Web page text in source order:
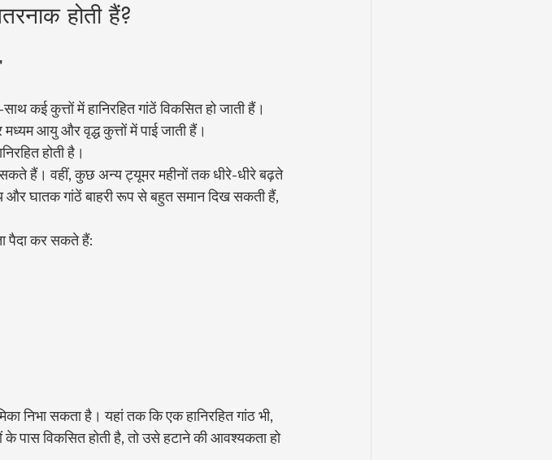
होती हैं?
कई कुत्तों में हानिरहित गांठें विकसित हो जाती हैं।
आयु और वृद्ध कुत्तों में पाई जाती हैं।
होती है।
हैं। वहीं, कुछ अन्य ट्यूमर महीनों तक धीरे-धीरे बढ़ते
घातक गांठें बाहरी रूप से बहुत समान दिख सकती हैं,
पैदा कर सकते हैं:
निभा सकता है। यहां तक कि एक हानिरहित गांठ भी,
पास विकसित होती है, तो उसे हटाने की आवश्यकता हो